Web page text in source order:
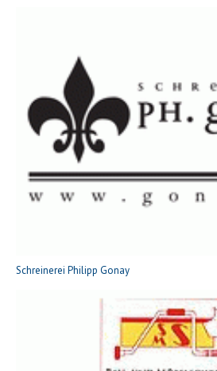
Schreinerei Philipp Gonay